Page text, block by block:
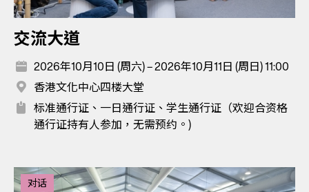
交流大道
2026年10月10日 (周六) – 2026年10月11日 (周日) 11:00
香港文化中心四楼大堂
标准通行证、一日通行证、学生通行证（欢迎合资格
通行证持有人参加，无需预约。)
对话